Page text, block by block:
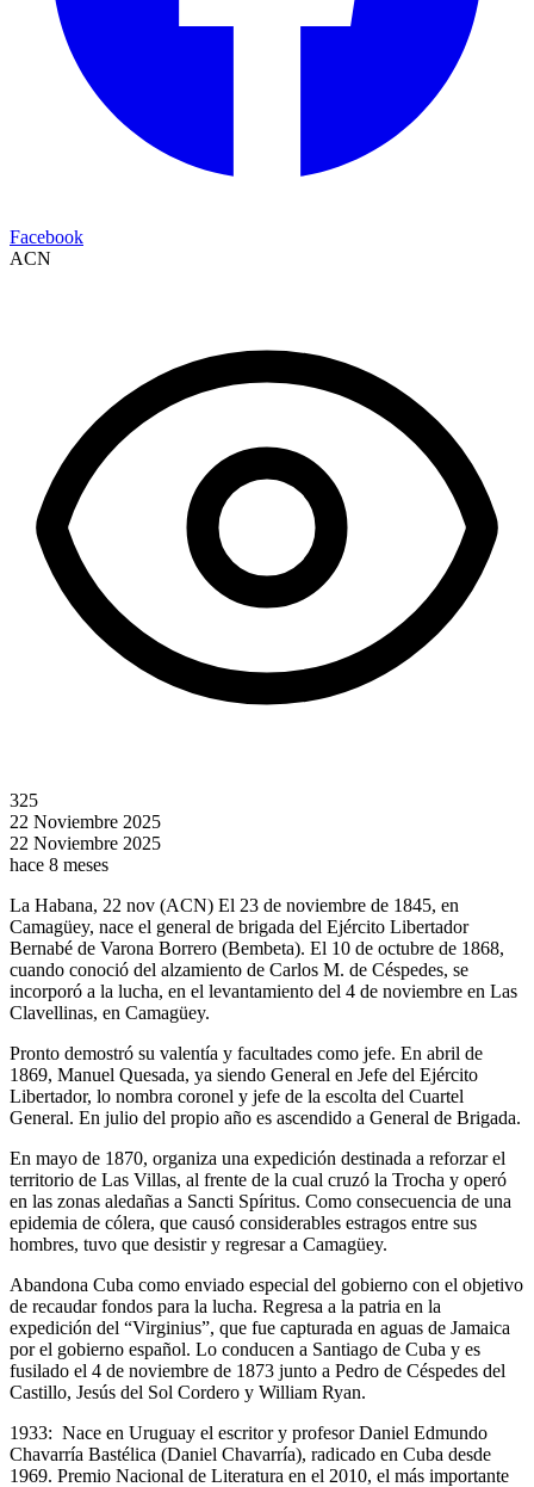
Facebook
ACN
325
22 Noviembre 2025
22 Noviembre 2025
hace 8 meses
La Habana, 22 nov (ACN) El 23 de noviembre de 1845, en
Camagüey, nace el general de brigada del Ejército Libertador
Bernabé de Varona Borrero (Bembeta). El 10 de octubre de 1868,
cuando conoció del alzamiento de Carlos M. de Céspedes, se
incorporó a la lucha, en el levantamiento del 4 de noviembre en Las
Clavellinas, en Camagüey.
Pronto demostró su valentía y facultades como jefe. En abril de
1869, Manuel Quesada, ya siendo General en Jefe del Ejército
Libertador, lo nombra coronel y jefe de la escolta del Cuartel
General. En julio del propio año es ascendido a General de Brigada.
En mayo de 1870, organiza una expedición destinada a reforzar el
territorio de Las Villas, al frente de la cual cruzó la Trocha y operó
en las zonas aledañas a Sancti Spíritus. Como consecuencia de una
epidemia de cólera, que causó considerables estragos entre sus
hombres, tuvo que desistir y regresar a Camagüey.
Abandona Cuba como enviado especial del gobierno con el objetivo
de recaudar fondos para la lucha. Regresa a la patria en la
expedición del “Virginius”, que fue capturada en aguas de Jamaica
por el gobierno español. Lo conducen a Santiago de Cuba y es
fusilado el 4 de noviembre de 1873 junto a Pedro de Céspedes del
Castillo, Jesús del Sol Cordero y William Ryan.
1933: Nace en Uruguay el escritor y profesor Daniel Edmundo
Chavarría Bastélica (Daniel Chavarría), radicado en Cuba desde
1969. Premio Nacional de Literatura en el 2010, el más importante